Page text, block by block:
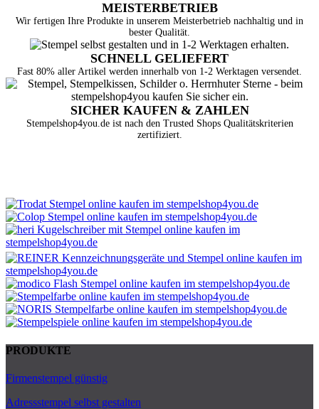
MEISTERBETRIEB
Wir fertigen Ihre Produkte in unserem Meisterbetrieb nachhaltig und in
bester Qualität.
SCHNELL GELIEFERT
Fast 80% aller Artikel werden innerhalb von 1-2 Werktagen versendet.
SICHER KAUFEN & ZAHLEN
Stempelshop4you.de ist nach den Trusted Shops Qualitätskriterien
zertifiziert.
PRODUKTE
Firmenstempel günstig
Adressstempel selbst gestalten